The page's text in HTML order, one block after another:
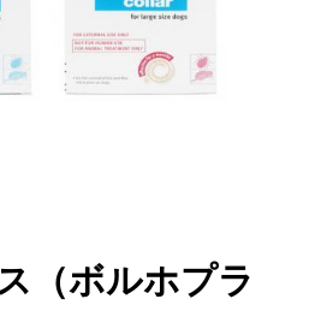
（ボルホプラ